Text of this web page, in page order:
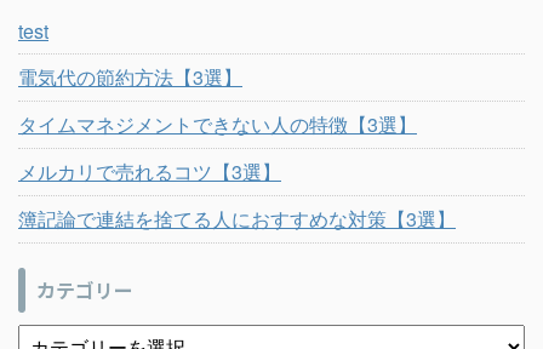
test
電気代の節約方法【3選】
タイムマネジメントできない人の特徴【3選】
メルカリで売れるコツ【3選】
簿記論で連結を捨てる人におすすめな対策【3選】
カテゴリー